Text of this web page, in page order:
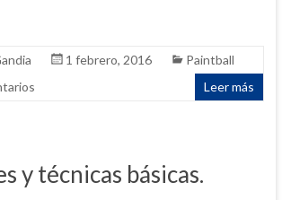
1 febrero, 2016
Paintball
Leer más
y técnicas básicas.